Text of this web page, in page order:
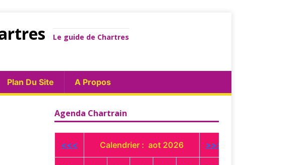
Le guide de Chartres
Plan Du Site A Propos
Agenda Chartrain
<<< Calendrier : aot 2026 >>>